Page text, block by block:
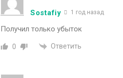
Sostafiy 1 год назад
Получил только убыток
0 Ответить